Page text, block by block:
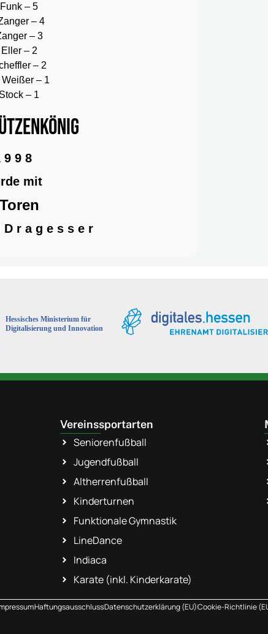
– 5
– 4
– 3
– 2
– 2
Weißer – 1
– 1
9 9 8
mit
D r a g e s s e r
Vereinssportarten
Seniorenfußball
Jugendfußball
Altherrenfußball
Kinderturnen
Funktionale Gymnastik
LineDance
Indiaca
Karate (inkl. Kinderkarate)
HaftungsausschlussDatenschutzerklärung (EU)Cookie-Richtlinie